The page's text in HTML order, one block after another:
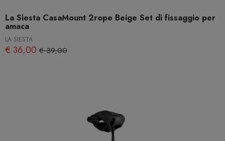
La Siesta CasaMount 2rope Beige Set di fissaggio per
amaca
LA SIESTA
€ 36,00 € 39,00